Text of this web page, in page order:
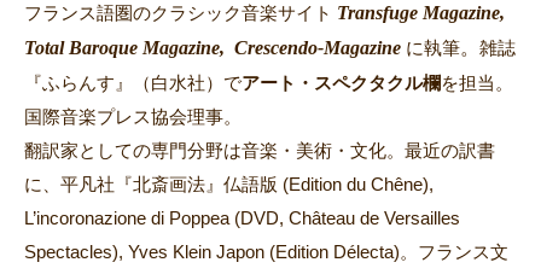
フランス語圏のクラシック音楽サイト Transfuge Magazine,
Total Baroque Magazine, Crescendo-Magazine に執筆。 雑誌
『ふらんす』（白水社）でアート・スペクタクル欄を担当。
国際音楽プレス協会理事。
翻訳家としての専門分野は音楽・美術・文化。最近の訳書
に、平凡社『北斎画法』仏語版 (Edition du Chêne),
L’incoronazione di Poppea (DVD, Château de Versailles
Spectacles), Yves Klein Japon (Edition Délecta)。フランス文